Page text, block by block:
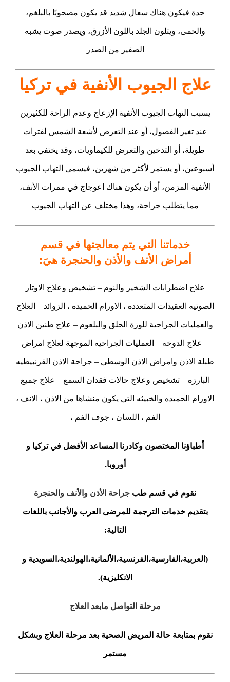
حدة فيكون هناك سعال شديد قد يكون مصحوبًا بالبلغم،
والحمى، ويتلون الجلد باللون الأزرق، ويصدر صوت يشبه
الصفير من الصدر
علاج الجيوب الأنفية في تركيا
يسبب التهاب الجيوب الأنفية الإزعاج وعدم الراحة للكثيرين
عند تغير الفصول، أو عند التعرض لأشعة الشمس لفترات
طويلة، أو التدخين والتعرض للكيماويات، وقد يختفي بعد
أسبوعين، أو يستمر لأكثر من شهرين، فيسمى التهاب الجيوب
الأنفية المزمن، أو أن يكون هناك اعوجاج في ممرات الأنف،
مما يتطلب جراحة، وهذا مختلف عن التهاب الجيوب
خدماتنا التي يتم معالجتها في قسم
أمراض الأنف والأذن والحنجرة هيَ:
علاج اضطرابات الشخير والنوم – تشخيص وعلاج الاوتار
الصوتيه العقيدات المتعدده ، الاورام الحميده ، الزوائد – العلاج
والعمليات الجراحية للوزة الحلق والبلعوم – علاج طنين الاذن
– علاج الدوخه – العمليات الجراحيه الموجهة لعلاج امراض
طبلة الاذن وامراض الاذن الوسطى – جراحة الاذن القرنبيطيه
البارزه – تشخيص وعلاج حالات فقدان السمع – علاج جميع
الاورام الحميده والخبيثه التي يكون منشاها من الاذن ، الانف ،
الفم ، اللسان ، جوف الفم ،
أطباؤنا المختصون وكادرنا المساعد الأفضل في تركيا و
أوروبا.
نقوم في قسم طب جراحة الأذن والأنف والحنجرة
بتقديم خدمات الترجمة للمرضى العرب والأجانب باللغات
التالية:
(العربية،الفارسية،الفرنسية،الألمانية،الهولندية،السويدية و
الانكليزية).
مرحلة التواصل مابعد العلاج
نقوم بمتابعة حالة المريض الصحية بعد مرحلة العلاج وبشكل
مستمر